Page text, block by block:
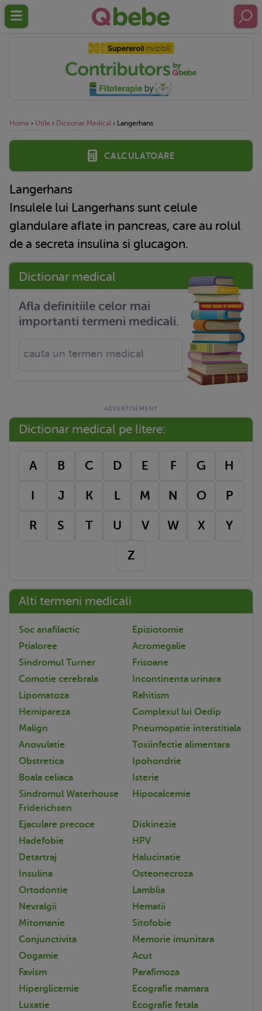
Home › Utile › Dictionar Medical › Langerhans
Calculatoare
Langerhans
Insulele lui Langerhans sunt celule
glandulare aflate in pancreas, care au rolul
de a secreta insulina si glucagon.
Dictionar medical
Afla definitiile celor mai
importanti termeni medicali.
Dictionar medical pe litere:
A B C D E F G H
I J K L M N O P
R S T U V W X Y
Z
Alti termeni medicali
Soc anafilactic
Epiziotomie
Ptialoree
Acromegalie
Sindromul Turner
Frisoane
Comotie cerebrala
Incontinenta urinara
Lipomatoza
Rahitism
Hemipareza
Complexul lui Oedip
Malign
Pneumopatie interstitiala
Anovulatie
Toxiinfectie alimentara
Obstretica
Ipohondrie
Boala celiaca
Isterie
Sindromul Waterhouse
Friderichsen
Hipocalcemie
Ejaculare precoce
Diskinezie
Hadefobie
HPV
Detartraj
Halucinatie
Insulina
Osteonecroza
Ortodontie
Lamblia
Nevralgii
Hematii
Mitomanie
Sitofobie
Conjunctivita
Memorie imunitara
Oogamie
Acut
Favism
Parafimoza
Hiperglicemie
Ecografie mamara
Luxatie
Ecografie fetala